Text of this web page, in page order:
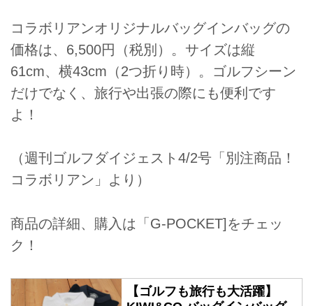
コラボリアンオリジナルバッグインバッグの
価格は、6,500円（税別）。サイズは縦
61cm、横43cm（2つ折り時）。ゴルフシーン
だけでなく、旅行や出張の際にも便利です
よ！
（週刊ゴルフダイジェスト4/2号「別注商品！
コラボリアン」より）
商品の詳細、購入は「G-POCKET]をチェッ
ク！
【ゴルフも旅行も大活躍】